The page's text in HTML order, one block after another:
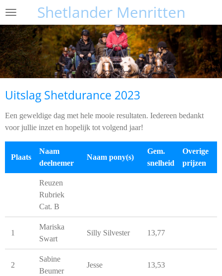
Ga
naar
de
hoofdinhoud
Shetlander Menritten
Uitslag Shetdurance 2023
Een geweldige dag met hele mooie resultaten. Iedereen bedankt
voor jullie inzet en hopelijk tot volgend jaar!
Plaats
Naam
deelnemer
Naam pony(s)
Gem.
snelheid
Overige
prijzen
Reuzen
Rubriek
Cat. B
1
Mariska
Swart
Silly Silvester 13,77
2
Sabine
Beumer
Jesse 13,53